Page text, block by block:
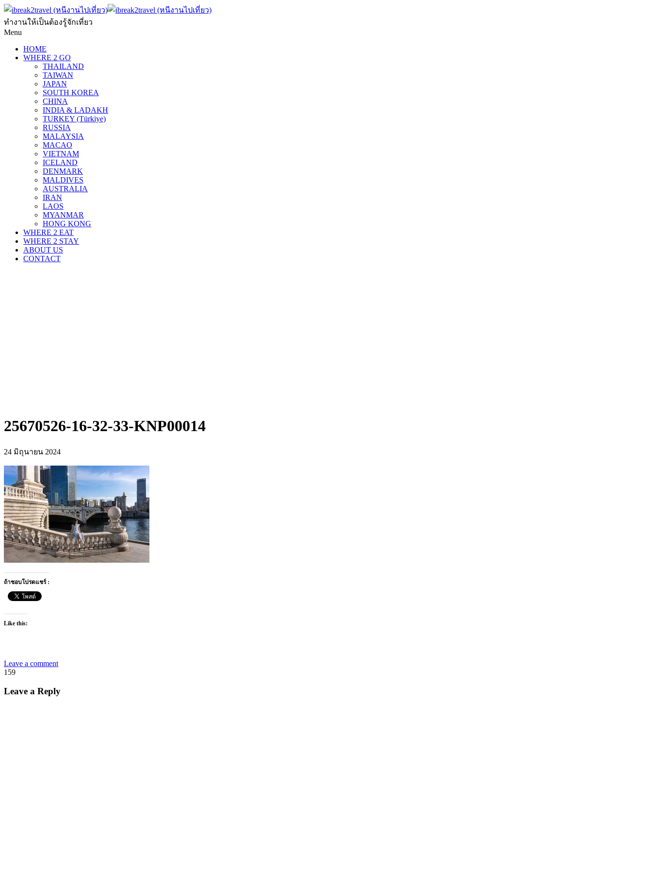
ทำงานให้เป็นต้องรู้จักเที่ยว
Menu
HOME
WHERE 2 GO
THAILAND
TAIWAN
JAPAN
SOUTH KOREA
CHINA
INDIA & LADAKH
TURKEY (Türkiye)
RUSSIA
MALAYSIA
MACAO
VIETNAM
ICELAND
DENMARK
MALDIVES
AUSTRALIA
IRAN
LAOS
MYANMAR
HONG KONG
WHERE 2 EAT
WHERE 2 STAY
ABOUT US
CONTACT
25670526-16-32-33-KNP00014
24 มิถุนายน 2024
ถ้าชอบโปรดแชร์ :
Like this:
Leave a comment
159
Leave a Reply